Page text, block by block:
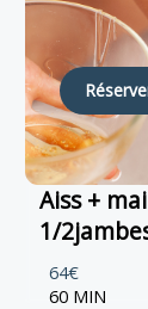
Aiss +
1/
64€
60 MIN